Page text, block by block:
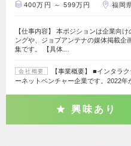
400万円 ～ 599万円 福岡
【仕事内容】 本ポジションは企業向
ングや、ジョブアンテナの媒体掲載企
集です。 【具体…
会社概要
【事業概要】 ■インタラ
ーネットベンチャー企業です。2022年
興味あり